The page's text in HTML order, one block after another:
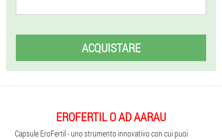
ACQUISTARE
EROFERTIL O AD AARAU
Capsule EroFertil - uno strumento innovativo con cui puoi